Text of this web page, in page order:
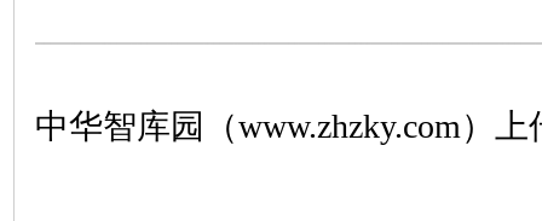
中华智库园（www.zhzky.com）上